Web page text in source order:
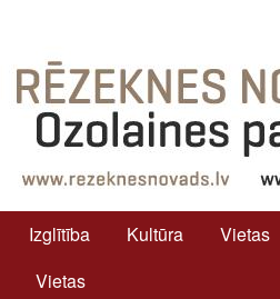
Izglītība Kultūra
Vietas
Vietas